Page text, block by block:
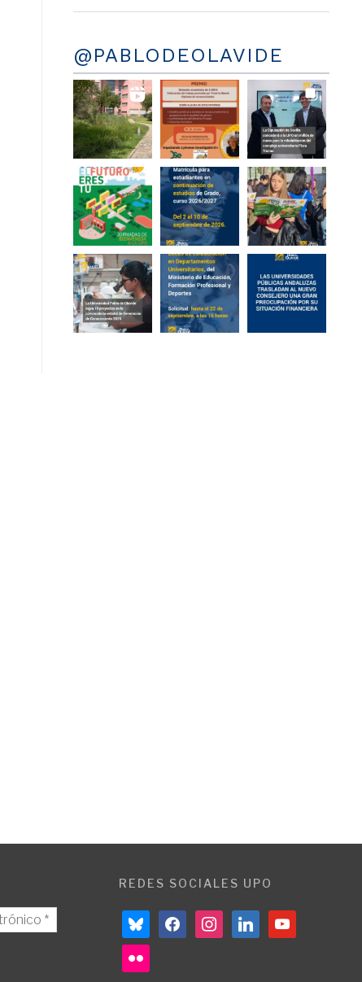
@PABLODEOLAVIDE
REDES SOCIALES UPO
blueskyfacebookinstagramlinkedin youtube
flickr